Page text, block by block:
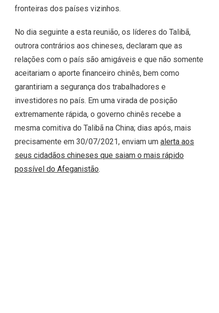
fronteiras dos países vizinhos.
No dia seguinte a esta reunião, os líderes do Talibã,
outrora contrários aos chineses, declaram que as
relações com o país são amigáveis e que não somente
aceitariam o aporte financeiro chinês, bem como
garantiriam a segurança dos trabalhadores e
investidores no país. Em uma virada de posição
extremamente rápida, o governo chinês recebe a
mesma comitiva do Talibã na China; dias após, mais
precisamente em 30/07/2021, enviam um alerta aos
seus cidadãos chineses que saiam o mais rápido
possível do Afeganistão.